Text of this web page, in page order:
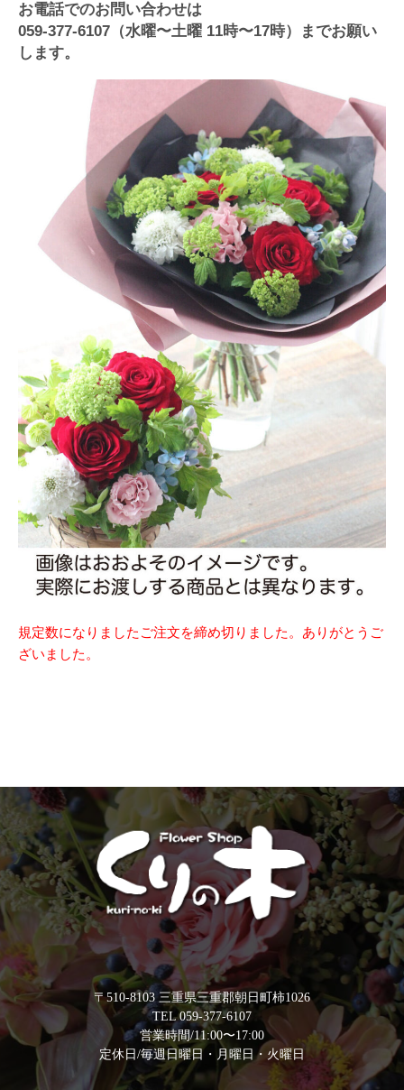
お電話でのお問い合わせは
059-377-6107（水曜〜土曜 11時〜17時）までお願い
します。
規定数になりましたご注文を締め切りました。ありがとうご
ざいました。
〒510-8103 三重県三重郡朝日町柿1026
TEL 059-377-6107
営業時間/11:00〜17:00
定休日/毎週日曜日・月曜日・火曜日